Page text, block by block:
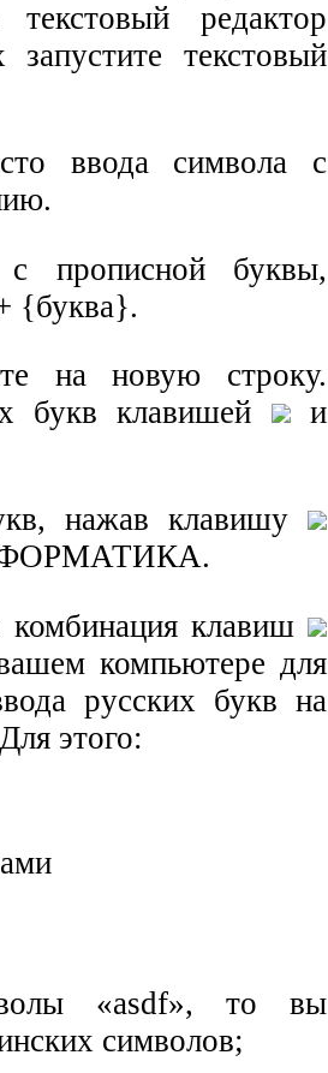
редактор
текстовый
ввода символа с
прописной буквы,
{буква}.
на новую строку.
букв клавишей
и
нажав клавишу
комбинация клавиш
компьютере для
русских букв на
этого:
«asdf», то вы
символов;